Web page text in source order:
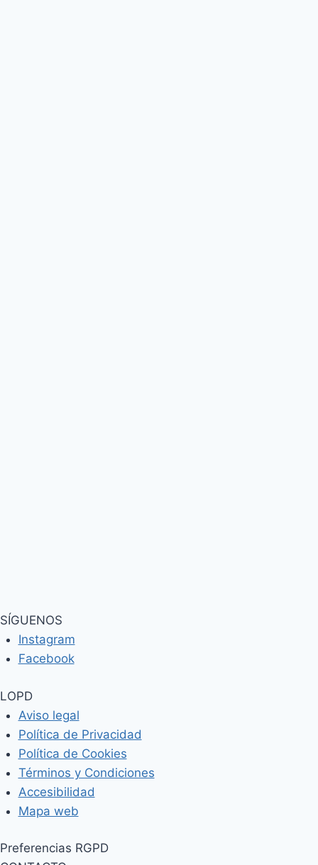
SÍGUENOS
Instagram
Facebook
LOPD
Aviso legal
Política de Privacidad
Política de Cookies
Términos y Condiciones
Accesibilidad
Mapa web
Preferencias RGPD